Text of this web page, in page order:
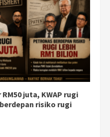
juta, KWAP rugi
risiko rugi